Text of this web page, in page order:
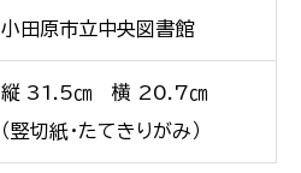
小田原市立中央図書館
縦 31.5㎝ 横 20.7㎝
（竪切紙・たてきりがみ）